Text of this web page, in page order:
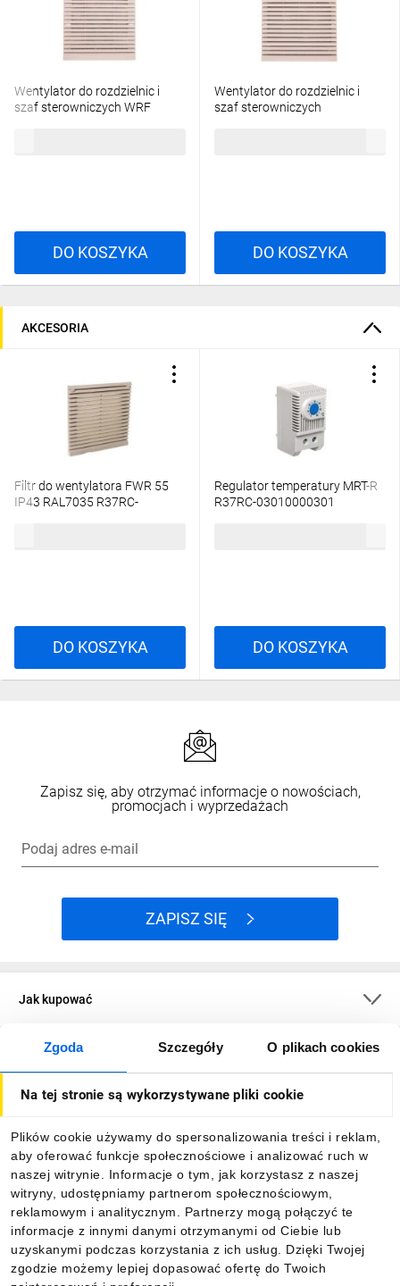
Zgoda Szczegóły O plikach cookies
Na tej stronie są wykorzystywane pliki cookie
Plików cookie używamy do spersonalizowania treści i reklam,
aby oferować funkcje społecznościowe i analizować ruch w
naszej witrynie. Informacje o tym, jak korzystasz z naszej
witryny, udostępniamy partnerom społecznościowym,
reklamowym i analitycznym. Partnerzy mogą połączyć te
informacje z innymi danymi otrzymanymi od Ciebie lub
uzyskanymi podczas korzystania z ich usług. Dzięki Twojej
zgodzie możemy lepiej dopasować ofertę do Twoich
Wentylator do rozdzielnic i
szaf sterowniczych WRF
DO KOSZYKA
Wentylator do rozdzielnic i
szaf sterowniczych
DO KOSZYKA
AKCESORIA
Filtr do wentylatora FWR 55
IP43 RAL7035 R37RC-
DO KOSZYKA
Regulator temperatury MRT-R
R37RC-03010000301
DO KOSZYKA
Zapisz się, aby otrzymać informacje o nowościach,
promocjach i wyprzedażach
Podaj adres e-mail
ZAPISZ SIĘ
Jak kupować
O firmie
Informacje
Pobierz naszą aplikację mobilną: